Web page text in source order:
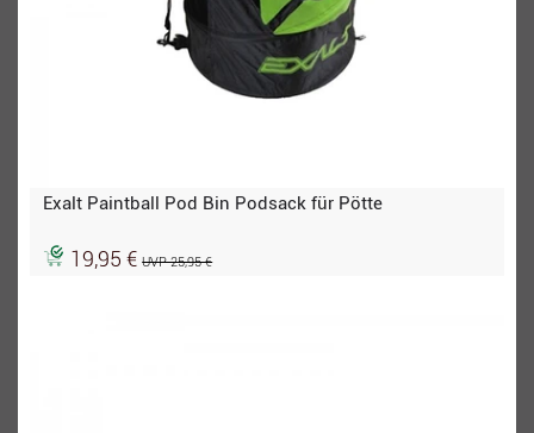
Exalt Paintball Pod Bin Podsack für Pötte
19,95 €UVP 25,95 €